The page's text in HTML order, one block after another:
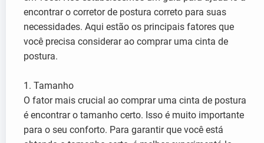
encontrar o corretor de postura correto para suas
necessidades. Aqui estão os principais fatores que
você precisa considerar ao comprar uma cinta de
postura.
1. Tamanho
O fator mais crucial ao comprar uma cinta de postura
é encontrar o tamanho certo. Isso é muito importante
para o seu conforto. Para garantir que você está